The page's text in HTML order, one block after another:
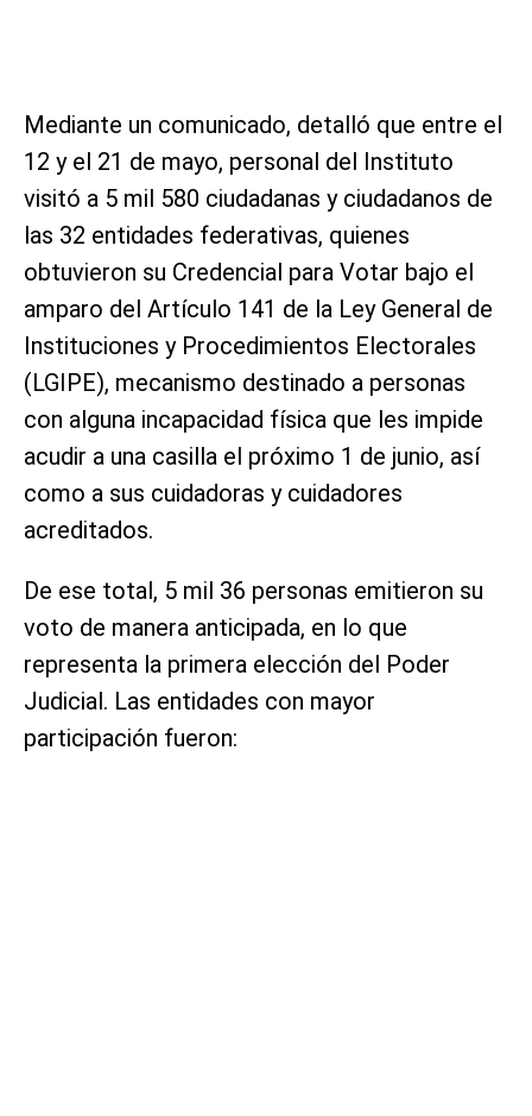
Mediante un comunicado, detalló que entre el
12 y el 21 de mayo, personal del Instituto
visitó a 5 mil 580 ciudadanas y ciudadanos de
las 32 entidades federativas, quienes
obtuvieron su Credencial para Votar bajo el
amparo del Artículo 141 de la Ley General de
Instituciones y Procedimientos Electorales
(LGIPE), mecanismo destinado a personas
con alguna incapacidad física que les impide
acudir a una casilla el próximo 1 de junio, así
como a sus cuidadoras y cuidadores
acreditados.
De ese total, 5 mil 36 personas emitieron su
voto de manera anticipada, en lo que
representa la primera elección del Poder
Judicial. Las entidades con mayor
participación fueron: